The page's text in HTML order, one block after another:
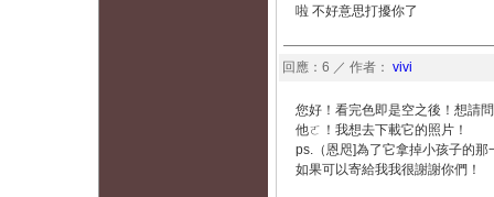
啦 不好意思打擾你了
回應：6 ／ 作者： vivi
您好！看完色即是空之後！想請
他ㄛ！我想去下載它的照片！
ps.（恩咫]為了它拿掉小孩子的那
如果可以寄給我我很謝謝你們！